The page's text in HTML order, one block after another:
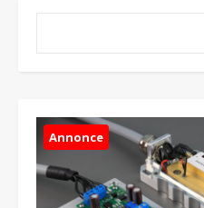
Annonce